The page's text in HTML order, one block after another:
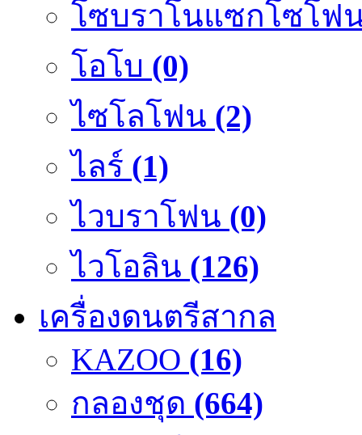
โซบราโนแซกโซโฟ
โอโบ (0)
ไซโลโฟน (2)
ไลร์ (1)
ไวบราโฟน (0)
ไวโอลิน (126)
เครื่องดนตรีสากล
KAZOO (16)
กลองชุด (664)